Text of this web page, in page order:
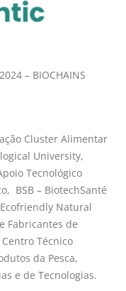
– BIOCHAINS
Cluster Alimentar
University,
Tecnológico
BSB – BiotechSanté
Ecofriendly Natural
Fabricantes de
Técnico
da Pesca,
e de Tecnologias.